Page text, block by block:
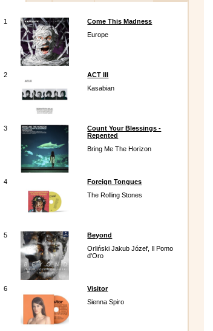
1
Come This Madness
Europe
2
ACT III
Kasabian
3
Count Your Blessings -
Repented
Bring Me The Horizon
4
Foreign Tongues
The Rolling Stones
5
Beyond
Orliński Jakub Józef, Il Pomo
d'Oro
6
Visitor
Sienna Spiro